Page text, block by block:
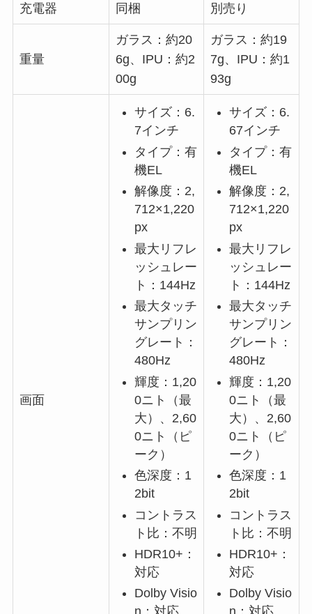
充電器 同梱 別売り
重量
ガラス：約20
6g、IPU：約2
00g
ガラス：約19
7g、IPU：約1
93g
画面
サイズ：6.
7インチ
タイプ：有
機EL
解像度：2,
712×1,220
px
最大リフレ
ッシュレー
ト：144Hz
最大タッチ
サンプリン
グレート：
480Hz
輝度：1,20
0ニト（最
大）、2,60
0ニト（ピ
ーク）
色深度：1
2bit
コントラス
ト比：不明
HDR10+：
対応
Dolby Visio
サイズ：6.
67インチ
タイプ：有
機EL
解像度：2,
712×1,220
px
最大リフレ
ッシュレー
ト：144Hz
最大タッチ
サンプリン
グレート：
480Hz
輝度：1,20
0ニト（最
大）、2,60
0ニト（ピ
ーク）
色深度：1
2bit
コントラス
ト比：不明
HDR10+：
対応
Dolby Visio